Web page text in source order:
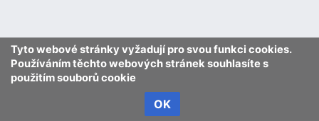
Tyto webové stránky vyžadují pro svou funkci cookies.
Používáním těchto webových stránek souhlasíte s
použitím souborů cookie
OK